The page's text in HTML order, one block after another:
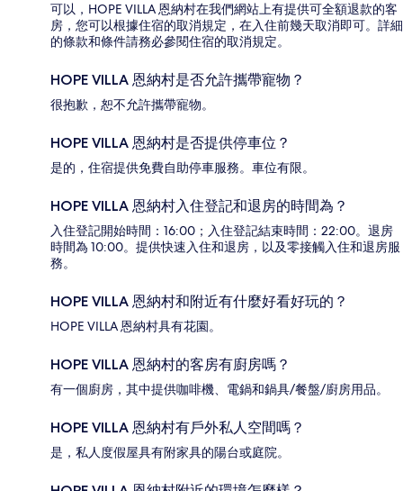
可以，HOPE VILLA 恩納村在我們網站上有提供可全額退款的客
房，您可以根據住宿的取消規定，在入住前幾天取消即可。詳細
的條款和條件請務必參閱住宿的取消規定。
HOPE VILLA 恩納村是否允許攜帶寵物？
很抱歉，恕不允許攜帶寵物。
HOPE VILLA 恩納村是否提供停車位？
是的，住宿提供免費自助停車服務。車位有限。
HOPE VILLA 恩納村入住登記和退房的時間為？
入住登記開始時間：16:00；入住登記結束時間：22:00。退房
時間為 10:00。提供快速入住和退房，以及零接觸入住和退房服
務。
HOPE VILLA 恩納村和附近有什麼好看好玩的？
HOPE VILLA 恩納村具有花園。
HOPE VILLA 恩納村的客房有廚房嗎？
有一個廚房，其中提供咖啡機、電鍋和鍋具/餐盤/廚房用品。
HOPE VILLA 恩納村有戶外私人空間嗎？
是，私人度假屋具有附家具的陽台或庭院。